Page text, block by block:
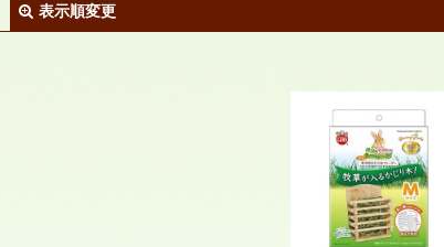
表示順変更